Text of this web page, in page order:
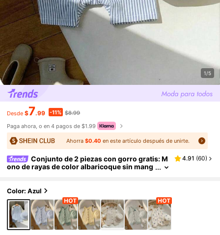
1/5
Desde $7.99 -11% $8.99
Paga ahora, o en 4 pagos de $1.99
Ahorra$0.40 en este artículo después de unirte.
Conjunto de 2 piezas con gorro gratis: M
ono de rayas de color albaricoque sin mang
fecto para viajar
4.91 (60)
Color: Azul